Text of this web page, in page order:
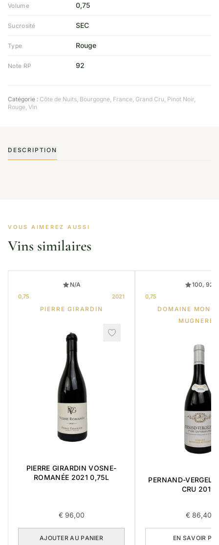
Volume 0,75
Sucrosité SEC
Type Rouge
Note RP 92
Catégorie : Côte de Nuits, Bourgogne, France, Grand Cru, Pinot Noir,
Rouge, Vin
DESCRIPTION
VOUS AIMEREZ AUSSI
Vins similaires
N/A
0,75 2021
PIERRE GIRARDIN
PIERRE GIRARDIN VOSNE-
ROMANÉE 2021 0,75L
€96,00
AJOUTER AU PANIER
100, 92
0,75
DOMAINE
MUGNERET
PERNAND-
CRU 2019
€86,40
EN SAVOIR